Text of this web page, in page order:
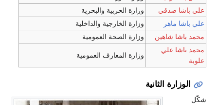
صدقي
وزارة الحربية والبحرية
وزارة الخارجية والداخلية
شاهين
وزارة الصحة العمومية
علي
وزارة المعارف العمومية
الثانية